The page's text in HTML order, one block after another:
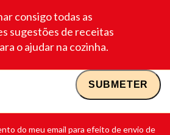
consigo todas as
sugestões de receitas
o ajudar na cozinha.
do meu email para efeito de envio de